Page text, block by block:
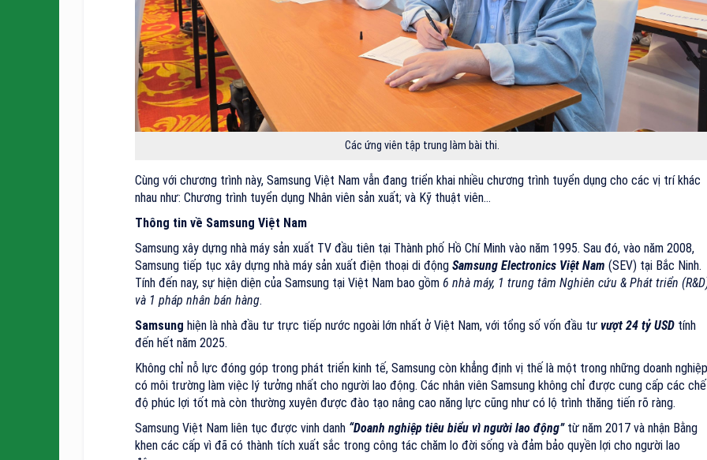
Các ứng viên tập trung làm bài thi.
Cùng với chương trình này, Samsung Việt Nam vẫn đang triển khai nhiều chương trình tuyển dụng cho các vị trí khác
nhau như: Chương trình tuyển dụng Nhân viên sản xuất; và Kỹ thuật viên…
Thông tin về Samsung Việt Nam
Samsung xây dựng nhà máy sản xuất TV đầu tiên tại Thành phố Hồ Chí Minh vào năm 1995. Sau đó, vào năm 2008,
Samsung tiếp tục xây dựng nhà máy sản xuất điện thoại di động Samsung Electronics Việt Nam (SEV) tại Bắc Ninh.
Tính đến nay, sự hiện diện của Samsung tại Việt Nam bao gồm 6 nhà máy, 1 trung tâm Nghiên cứu & Phát triển
và 1 pháp nhân bán hàng.
Samsung hiện là nhà đầu tư trực tiếp nước ngoài lớn nhất ở Việt Nam, với tổng số vốn đầu tư vượt 24 tỷ USD tính
đến hết năm 2025.
Không chỉ nỗ lực đóng góp trong phát triển kinh tế, Samsung còn khẳng định vị thế là một trong những doanh nghiệp
có môi trường làm việc lý tưởng nhất cho người lao động. Các nhân viên Samsung không chỉ được cung cấp các chế
độ phúc lợi tốt mà còn thường xuyên được đào tạo nâng cao năng lực cũng như có lộ trình thăng tiến rõ ràng.
Samsung Việt Nam liên tục được vinh danh “Doanh nghiệp tiêu biểu vì người lao động”từ năm 2017 và nhận Bằng
khen các cấp vì đã có thành tích xuất sắc trong công tác chăm lo đời sống và đảm bảo quyền lợi cho người lao